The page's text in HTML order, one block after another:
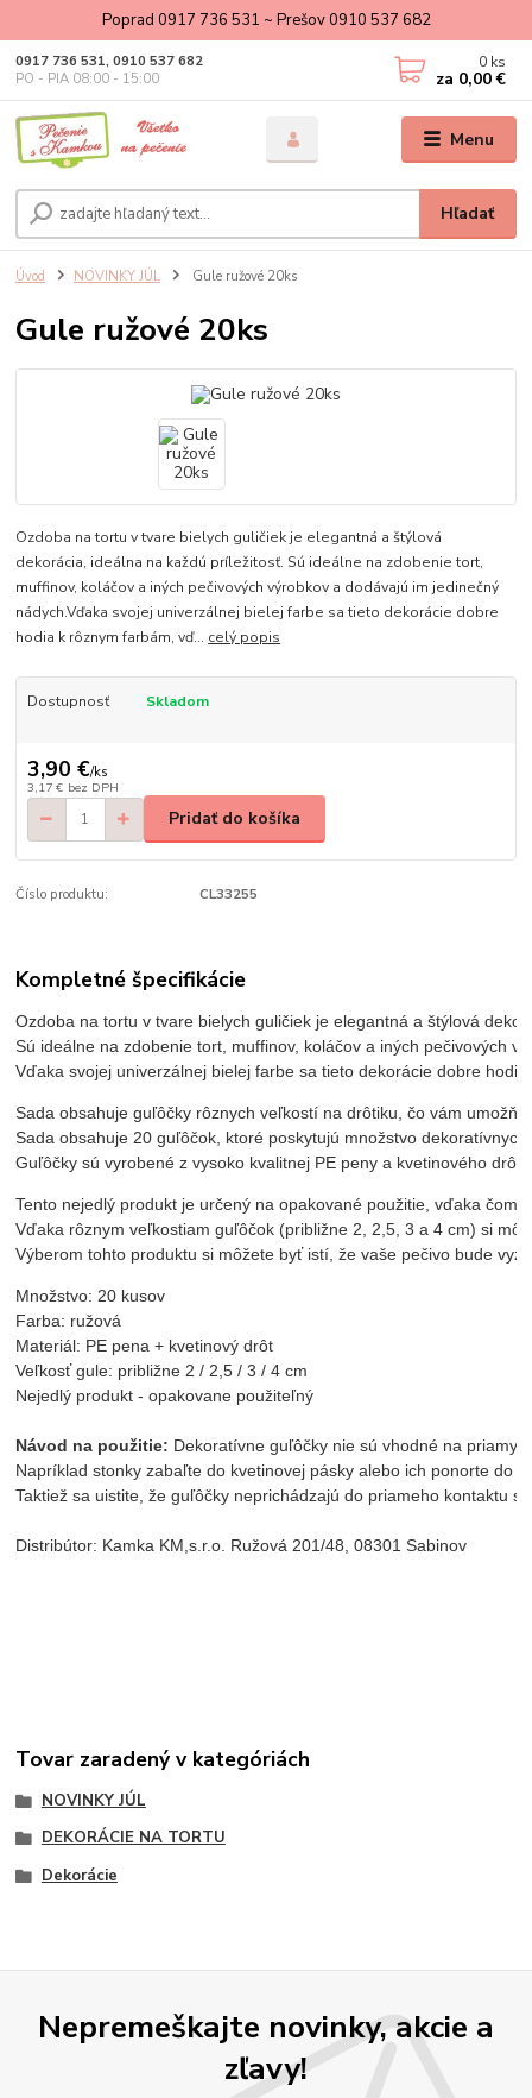
Poprad 0917 736 531 ~ Prešov 0910 537 682
Menu
Hľadať
0917 736 531, 0910 537 682
PO - PIA 08:00 - 15:00
0 ks
za 0,00 €
Úvod NOVINKY JÚL Gule ružové 20ks
Gule ružové 20ks
Ozdoba na tortu v tvare bielych guličiek je elegantná a štýlová
dekorácia, ideálna na každú príležitosť. Sú ideálne na zdobenie tort,
muffinov, koláčov a iných pečivových výrobkov a dodávajú im jedinečný
nádych.Vďaka svojej univerzálnej bielej farbe sa tieto dekorácie dobre
hodia k rôznym farbám, vď... celý popis
Dostupnosť Skladom
3,90 €/ks
3,17 € bez DPH
Pridať do košíka
Číslo produktu: CL33255
Kompletné špecifikácie
Ozdoba na tortu v tvare bielych guličiek je elegantná a štýlová
Sú ideálne na zdobenie tort, muffinov, koláčov a iných pečivových
Vďaka svojej univerzálnej bielej farbe sa tieto dekorácie dobre
Sada obsahuje guľôčky rôznych veľkostí na drôtiku, čo vám
Sada obsahuje 20 guľôčok, ktoré poskytujú množstvo
Guľôčky sú vyrobené z vysoko kvalitnej PE peny a kvetinového
Tento nejedlý produkt je určený na opakované použitie, vďaka
Vďaka rôznym veľkostiam guľôčok (približne 2, 2,5, 3 a 4 cm) si
Výberom tohto produktu si môžete byť istí, že vaše pečivo bude
Množstvo: 20 kusov
Farba: ružová
Materiál: PE pena + kvetinový drôt
Veľkosť gule: približne 2 / 2,5 / 3 / 4 cm
Nejedlý produkt - opakovane použiteľný
Návod na použitie: Dekoratívne guľôčky nie sú vhodné na priamy
Napríklad stonky zabaľte do kvetinovej pásky alebo ich ponorte do
Taktiež sa uistite, že guľôčky neprichádzajú do priameho kontaktu
Distribútor: Kamka KM,s.r.o. Ružová 201/48, 08301 Sabinov
Tovar zaradený v kategóriách
NOVINKY JÚL
DEKORÁCIE NA TORTU
Dekorácie
Nepremeškajte novinky, akcie a
zľavy!